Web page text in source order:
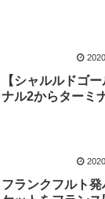
【シャルルドゴ
ナル2からターミ
フランクフルト